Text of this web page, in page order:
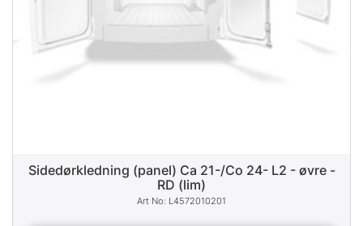
Sidedørkledning (panel) Ca 21-/Co 24- L2 - øvre -
RD (lim)
L4572010201